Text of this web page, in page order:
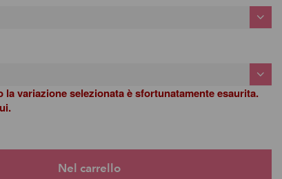
la variazione selezionata è sfortunatamente esaurita.